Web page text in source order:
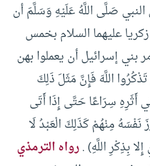
صَلَّى اللَّهُ عَلَيْهِ وَسَلَّمَ أن
عليهما السلام بخمس
بني إسرائيل أن يعملوا بهن
اللَّهَ فَإِنَّ مَثَلَ ذَلِكَ
سِرَاعًا حَتَّى إِذَا أَتَى
مِنْهُمْ كَذَلِكَ الْعَبْدُ لَا
بِذِكْرِ اللَّهِ) .رواه الترمذي